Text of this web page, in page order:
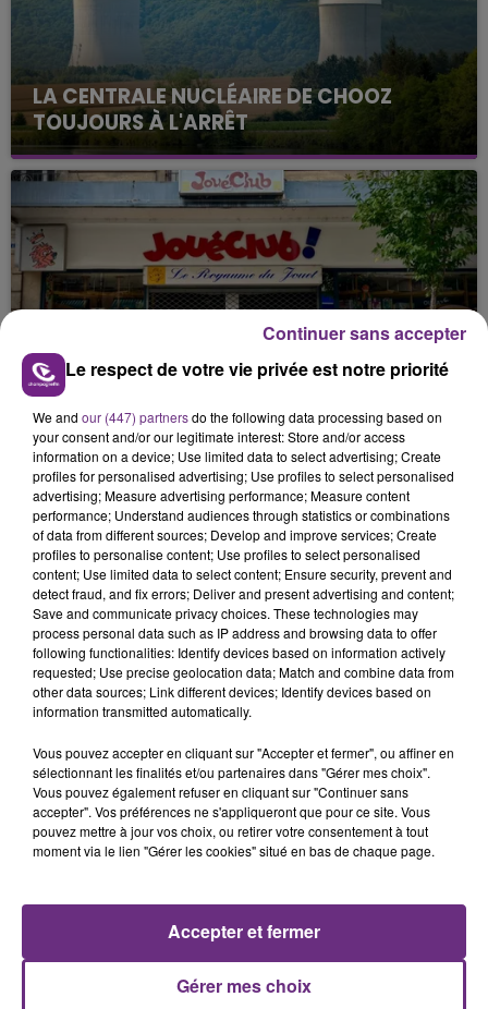
LA CENTRALE NUCLÉAIRE DE CHOOZ
TOUJOURS À L'ARRÊT
Cela fait déjà une semaine que la centrale
nucléaire ardennaise est à l'arrêt. Une situation
justifiée par la sécheresse intense qui est toujours
présente.
LE MAGASIN JOUÉCLUB DE REIMS FERME
SES PORTES
C'était l'une des institutions du centre-ville
rémois. Le magasin JouéClub est contraint de
fermer ses portes.
TITRES DIFFUSÉS
15h21
15h21
LINKIN PARK
Lost
15h18
15h18
ORIA
Soiree Mondaine
15h10
15h10 15h07
15h07
Le respect de votre vie privée est notre priorité
We and our (447) partnersdo the following data processing based on
your consent and/or our legitimate interest: Store and/or access
information on a device; Use limited data to select advertising; Create
profiles for personalised advertising; Use profiles to select personalised
advertising; Measure advertising performance; Measure content
performance; Understand audiences through statistics or combinations
of data from different sources; Develop and improve services; Create
profiles to personalise content; Use profiles to select personalised
content; Use limited data to select content; Ensure security, prevent and
detect fraud, and fix errors; Deliver and present advertising and content;
Save and communicate privacy choices. These technologies may
process personal data such as IP address and browsing data to offer
following functionalities: Identify devices based on information actively
requested; Use precise geolocation data; Match and combine data from
other data sources; Link different devices; Identify devices based on
information transmitted automatically.
Vous pouvez accepter en cliquant sur "Accepter et fermer", ou affiner en
sélectionnant les finalités et/ou partenaires dans "Gérer mes choix".
Vous pouvez également refuser en cliquant sur "Continuer sans
accepter". Vos préférences ne s'appliqueront que pour ce site. Vous
pouvez mettre à jour vos choix, ou retirer votre consentement à tout
moment via le lien "Gérer les cookies" situé en bas de chaque page.
Gérer mes choix
Accepter et fermer
Continuer sans accepter